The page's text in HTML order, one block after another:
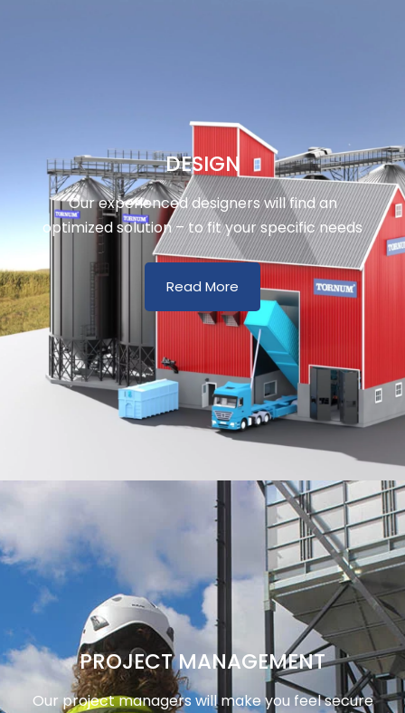
DESIGN
Our experienced designers will find an
optimized solution – to fit your specific needs
Read More
PROJECT MANAGEMENT
Our project managers will make you feel secure